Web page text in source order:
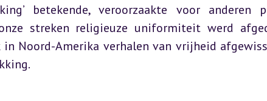
betekende, veroorzaakte voor anderen
streken religieuze uniformiteit werd
in Noord-Amerika verhalen van vrijheid